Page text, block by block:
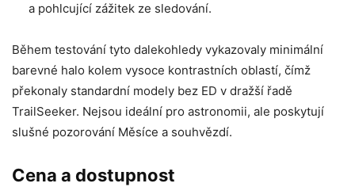
a pohlcující zážitek ze sledování.
Během testování tyto dalekohledy vykazovaly minimální
barevné halo kolem vysoce kontrastních oblastí, čímž
překonaly standardní modely bez ED v dražší řadě
TrailSeeker. Nejsou ideální pro astronomii, ale poskytují
slušné pozorování Měsíce a souhvězdí.
Cena a dostupnost